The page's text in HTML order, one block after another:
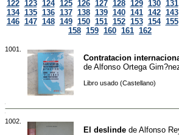
122 123 124 125 126 127 128 129 130 131
134 135 136 137 138 139 140 141 142 143
146 147 148 149 150 151 152 153 154 155
158 159 160 161 162
1001.
Contratacion
de Alfonso Ortega
Libro usado (Castellano)
1002.
El deslinde de Alfonso